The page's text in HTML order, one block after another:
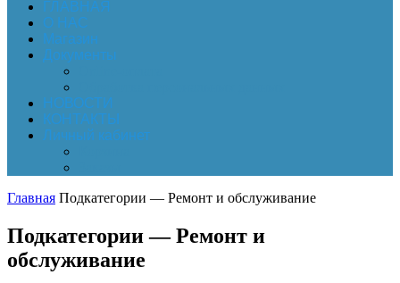
ГЛАВНАЯ
О НАС
Магазин
Документы
НОВОСТИ
КОНТАКТЫ
Личный кабинет
Главная Подкатегории — Ремонт и обслуживание
Подкатегории — Ремонт и
обслуживание